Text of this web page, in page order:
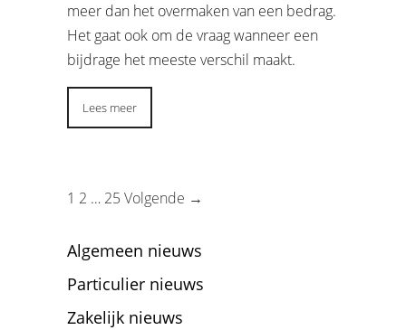
meer dan het overmaken van een bedrag.
Het gaat ook om de vraag wanneer een
bijdrage het meeste verschil maakt.
Lees meer
1 2 … 25 Volgende →
Algemeen nieuws
Particulier nieuws
Zakelijk nieuws